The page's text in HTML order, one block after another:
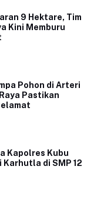
9 Hektare, Tim
Kini Memburu
Pohon di Arteri
Pastikan
Kapolres Kubu
Karhutla di SMP 12